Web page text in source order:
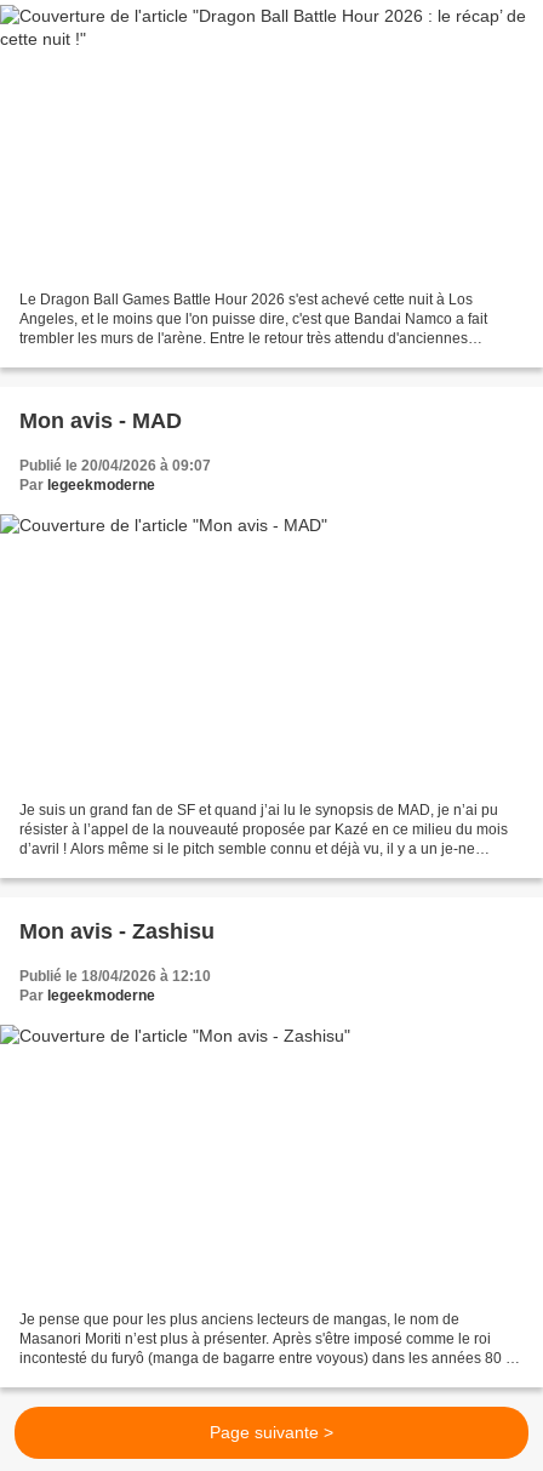
Le Dragon Ball Games Battle Hour 2026 s'est achevé cette nuit à Los
Angeles, et le moins que l'on puisse dire, c'est que Bandai Namco a fait
trembler les murs de l'arène. Entre le retour très attendu d'anciennes
Mon avis - MAD
Publié le 20/04/2026 à 09:07
Par legeekmoderne
Je suis un grand fan de SF et quand j’ai lu le synopsis de MAD, je n’ai pu
résister à l’appel de la nouveauté proposée par Kazé en ce milieu du mois
d’avril ! Alors même si le pitch semble connu et déjà vu, il y a un je-ne
Mon avis - Zashisu
Publié le 18/04/2026 à 12:10
Par legeekmoderne
Je pense que pour les plus anciens lecteurs de mangas, le nom de
Masanori Moriti n’est plus à présenter. Après s'être imposé comme le roi
incontesté du furyô (manga de bagarre entre voyous) dans les années 80 et
Page suivante >